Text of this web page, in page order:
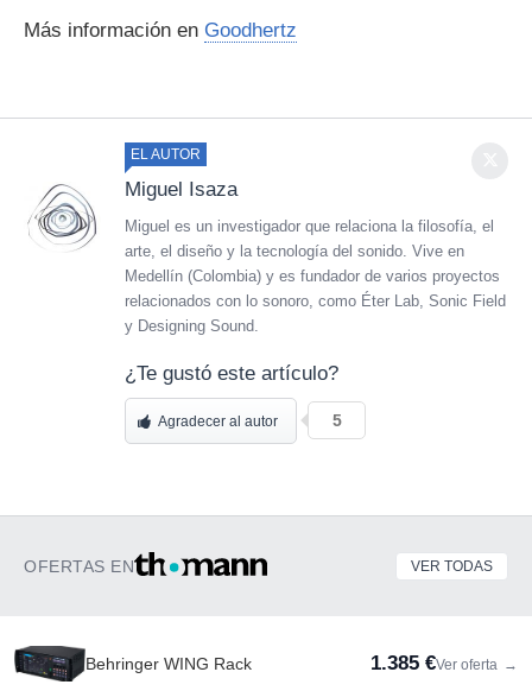
Más información en Goodhertz
EL AUTOR
Miguel Isaza
Miguel es un investigador que relaciona la filosofía, el
arte, el diseño y la tecnología del sonido. Vive en
Medellín (Colombia) y es fundador de varios proyectos
relacionados con lo sonoro, como Éter Lab, Sonic Field
y Designing Sound.
¿Te gustó este artículo?
Agradecer al autor 5
OFERTAS EN VER TODAS
Behringer WING Rack 1.385 €Ver oferta →